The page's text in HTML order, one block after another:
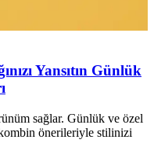
Yansıtın Günlük
sağlar. Günlük ve özel
önerileriyle stilinizi